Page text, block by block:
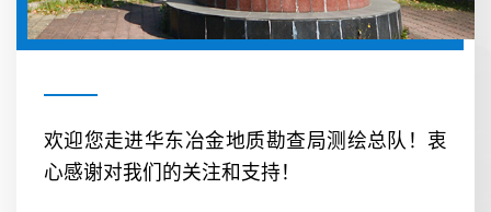
欢迎您走进华东冶金地质勘查局测绘总队！衷
心感谢对我们的关注和支持！